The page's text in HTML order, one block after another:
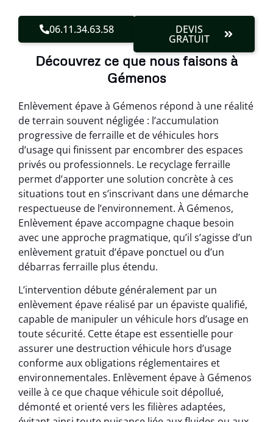
06.11.34.63.58 DEVIS
GRATUIT
Découvrez ce que nous faisons à
Gémenos
Enlèvement épave à Gémenos répond à une réalité
de terrain souvent négligée : l’accumulation
progressive de ferraille et de véhicules hors
d’usage qui finissent par encombrer des espaces
privés ou professionnels. Le recyclage ferraille
permet d’apporter une solution concrète à ces
situations tout en s’inscrivant dans une démarche
respectueuse de l’environnement. À Gémenos,
Enlèvement épave accompagne chaque besoin
avec une approche pragmatique, qu’il s’agisse d’un
enlèvement gratuit d’épave ponctuel ou d’un
débarras ferraille plus étendu.
L’intervention débute généralement par un
enlèvement épave réalisé par un épaviste qualifié,
capable de manipuler un véhicule hors d’usage en
toute sécurité. Cette étape est essentielle pour
assurer une destruction véhicule hors d’usage
conforme aux obligations réglementaires et
environnementales. Enlèvement épave à Gémenos
veille à ce que chaque véhicule soit dépollué,
démonté et orienté vers les filières adaptées,